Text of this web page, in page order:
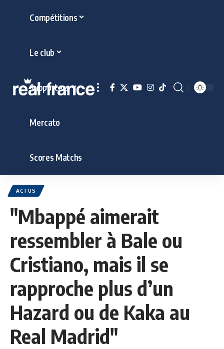
Compétitions
Le club
Supporters
Mercato
Scores Matchs
ACTUS
"Mbappé aimerait
ressembler à Bale ou
Cristiano, mais il se
rapproche plus d’un
Hazard ou de Kaka au
Real Madrid"